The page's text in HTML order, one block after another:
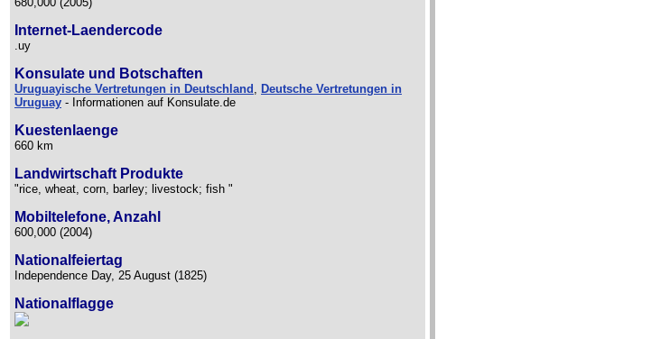
Internet-Laendercode
.uy
Konsulate und Botschaften
Uruguayische Vertretungen in Deutschland , Deutsche Vertretungen in
Uruguay - Informationen auf Konsulate.de
Kuestenlaenge
660 km
Landwirtschaft Produkte
"rice, wheat, corn, barley; livestock; fish "
Mobiltelefone, Anzahl
600,000 (2004)
Nationalfeiertag
Independence Day, 25 August (1825)
Nationalflagge